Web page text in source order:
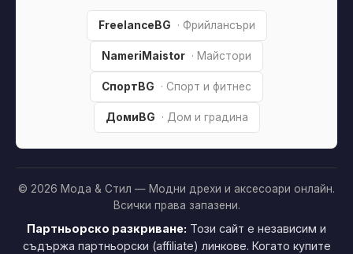
FreelanceBG · Фрийлансъри
NameriMaistor · Майстори
СпортBG · Спорт и фитнес
ДомиBG · Дом и градина
© 2026 Мода & Стил — Модни дрехи и аксесоари онлайн.
Всички права запазени.
Партньорско разкриване: Този сайт е независим и
съдържа партньорски (affiliate) линкове. Когато купите